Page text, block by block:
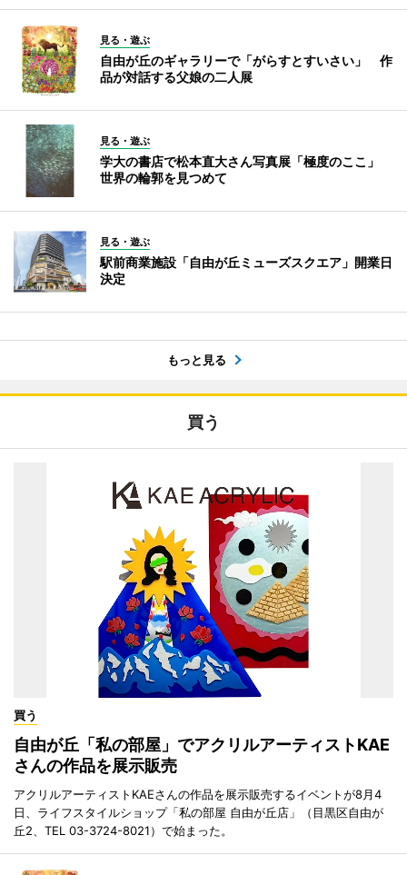
見る・遊ぶ
自由が丘のギャラリーで「がらすとすいさい」 作
品が対話する父娘の二人展
見る・遊ぶ
学大の書店で松本直大さん写真展「極度のここ」
世界の輪郭を見つめて
見る・遊ぶ
駅前商業施設「自由が丘ミューズスクエア」開業日
決定
もっと見る
買う
買う
自由が丘「私の部屋」でアクリルアーティストKAE
さんの作品を展示販売
アクリルアーティストKAEさんの作品を展示販売するイベントが8月4
日、ライフスタイルショップ「私の部屋 自由が丘店」（目黒区自由が
丘2、TEL 03-3724-8021）で始まった。